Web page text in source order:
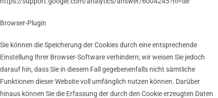
Browser-Plugin
Sie können die Speicherung der Cookies durch eine entsprechende
Einstellung Ihrer Browser-Software verhindern; wir weisen Sie jedoch
darauf hin, dass Sie in diesem Fall gegebenenfalls nicht sämtliche
Funktionen dieser Website voll umfänglich nutzen können. Darüber
hinaus können Sie die Erfassung der durch den Cookie erzeugten Daten